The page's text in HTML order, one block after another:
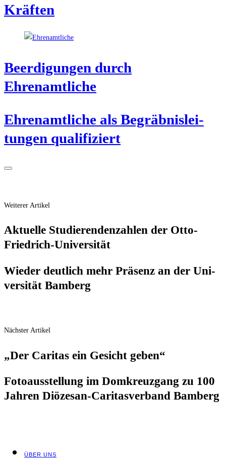
Kräften
Beer­di­gun­gen durch
Ehrenamtliche
Ehren­amt­li­che als Begräb­nis­lei­
tun­gen qualifiziert
Weiterer Artikel
Aktu­el­le Stu­die­ren­den­zah­len der Otto-
Friedrich-Universität
Wie­der deut­lich mehr Prä­senz an der Uni­
ver­si­tät Bamberg
Nächster Artikel
„Der Cari­tas ein Gesicht geben“
Foto­aus­stel­lung im Dom­kreuz­gang zu 100
Jah­ren Diö­ze­san-Cari­tas­ver­band Bamberg
ÜBER UNS